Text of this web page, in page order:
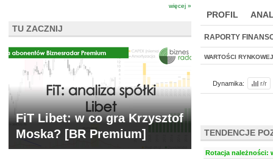
PROFIL
BR LAB
RAPORTY
WARTOŚCI RYNKOWEJ
Dynamika: r/r
TENDENCJE
Rotacja należności:
więcej »
TU ZACZNIJ
FiT Libet: w co gra Krzysztof
Moska? [BR Premium]